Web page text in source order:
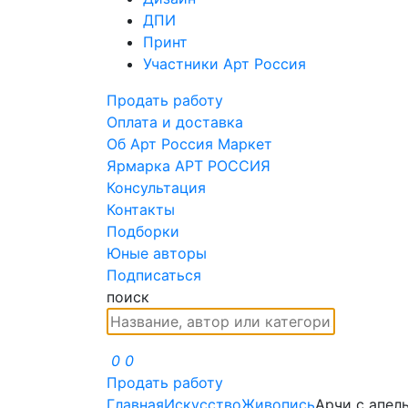
ДПИ
Принт
Участники Арт Россия
Продать работу
Оплата и доставка
Об Арт Россия Маркет
Ярмарка АРТ РОССИЯ
Консультация
Контакты
Подборки
Юные авторы
Подписаться
поиск
0 0
Продать работу
ГлавнаяИскусствоЖивописьАрчи с